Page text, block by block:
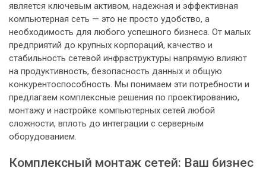
является ключевым активом, надежная и эффективная
компьютерная сеть — это не просто удобство, а
необходимость для любого успешного бизнеса. От малых
предприятий до крупных корпораций, качество и
стабильность сетевой инфраструктуры напрямую влияют
на продуктивность, безопасность данных и общую
конкурентоспособность. Мы понимаем эти потребности и
предлагаем комплексные решения по проектированию,
монтажу и настройке компьютерных сетей любой
сложности, вплоть до интеграции с серверным
оборудованием.
Комплексный монтаж сетей: Ваш бизнес